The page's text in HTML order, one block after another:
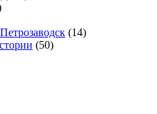
(14)
(50)